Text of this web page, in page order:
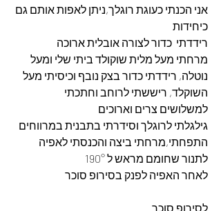
אני הכנתי כעוגת רוגלך,ניתן לאפות אותם גם
כיחידות
רידדתי  כדור לצורה אובלית ארוכה
מרחתי מעל מלית שוקולד ביתי שלי ומעל
נוטלה, רידדתי כדור בצק נובף וכיסיתי מעל
השוקלד, ריששתי לרוחב וחתכתי
למשלושים צרים וארוכים
גילגלתי לרוגלך וסידרתי בתבנית במרווחים
התפחתי,מרחתי ביצה והכנסתי לאפיה
לתנור שחומם מראש ל 190°
לאחר האפיה לפנק בסירופ סוכר
לסירופ סוכר